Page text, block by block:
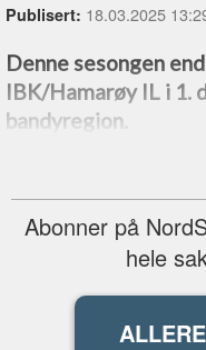
Publisert: 18.03.2025
Denne sesongen
IBK/Hamarøy IL i 1.
bandyregion.
Abonner på
hele